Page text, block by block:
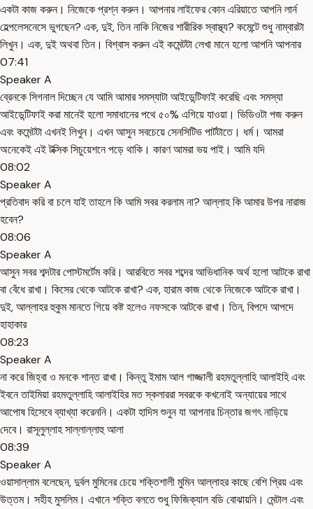
একটা কাজ করুন। নিজেকে প্রশ্ন করুন। আপনার লাইফের কোন এরিয়াতে আপনি লার্ন
হেল্পলেসনেসে ভুগছেন? এক, দুই, তিন নাকি নিজের শারীরিক স্বাস্থ্য? কমেন্টে শুধু নাম্বারটা
লিখুন। এক, দুই অথবা তিন। বিশ্বাস করুন এই কমেন্টটা লেখা মানে হলো আপনি আপনার
07:41
Speaker A
ব্রেনকে সিগনাল দিচ্ছেন যে আমি আমার সমস্যাটা আইডেন্টিফাই করেছি এবং সমস্যা
আইডেন্টিফাই করা মানেই হলো সমাধানের পথে ৫০% এগিয়ে যাওয়া। ভিডিওটা পজ করুন
এবং কমেন্টটা এখনই লিখুন। এখন আসুন সবচেয়ে সেনসিটিভ পার্টটাতে। ধর্ম। আমরা
অনেকেই এই টক্সিক সিচুয়েশনে পড়ে থাকি। কারণ আমরা ভয় পাই। আমি যদি
08:02
Speaker A
প্রতিবাদ করি বা চলে যাই তাহলে কি আমি সবর করলাম না? আল্লাহ কি আমার উপর নারাজ
হবেন?
08:06
Speaker A
আসুন সবর শব্দটার পোস্টমর্টেম করি। আরবিতে সবর শব্দের আভিধানিক অর্থ হলো আটকে রাখা
বা বেঁধে রাখা। কিসের থেকে আটকে রাখা? এক, হারাম কাজ থেকে নিজেকে আটকে রাখা।
দুই, আল্লাহর হুকুম মানতে গিয়ে কষ্ট হলেও নফসকে আটকে রাখা। তিন, বিপদে আপদে
হাহাকার
08:23
Speaker A
না করে জিহ্বা ও মনকে শান্ত রাখা। কিন্তু ইমাম আল গাজ্জালী রহমতুল্লাহি আলাইহি এবং
ইবনে তাইমিয়া রহমতুল্লাহি আলাইহির মত স্কলাররা সবরকে কখনোই অন্যায়ের সাথে
আপোষ হিসেবে ব্যাখ্যা করেননি। একটা হাদিস শুনুন যা আপনার চিন্তার জগৎ নাড়িয়ে
দেবে। রাসূলুল্লাহ সাল্লাল্লাহু আলা
08:39
Speaker A
ওয়াসাল্লাম বলেছেন, দুর্বল মুমিনের চেয়ে শক্তিশালী মুমিন আল্লাহর কাছে বেশি প্রিয় এবং
উত্তম। সহীহ মুসলিম। এখানে শক্তি বলতে শুধু ফিজিক্যাল বডি বোঝায়নি। মেন্টাল এবং